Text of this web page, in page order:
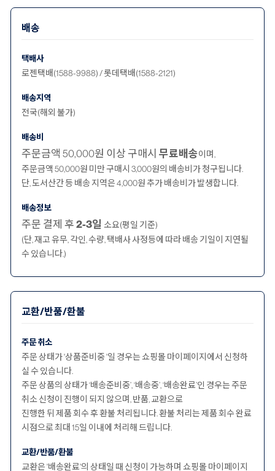
배송
택배사
로젠택배(1588-9988) / 롯데택배(1588-2121)
배송지역
전국(해외 불가)
배송비
주문금액 50,000원 이상 구매시 무료배송이며,
주문금액 50,000원 미만 구매시 3,000원의 배송비가 청구됩니다.
단, 도서산간 등 배송 지역은 4,000원 추가 배송비가 발생합니다.
배송정보
주문 결제 후 2-3일 소요(평일 기준)
(단, 재고 유무, 각인, 수량, 택배사 사정등에 따라 배송 기일이 지연될
수 있습니다.)
교환/반품/환불
주문 취소
주문 상태가 '상품준비중 '일 경우는 쇼핑몰 마이페이지에서 신청하
실 수 있습니다.
주문 상품의 상태가 ‘배송준비중’, ‘배송중’, ‘배송완료’인 경우는 주문
취소 신청이 진행이 되지 않으며, 반품, 교환으로
진행한 뒤 제품 회수 후 환불 처리됩니다. 환불 처리는 제품 회수 완료
시점으로 최대 15일 이내에 처리해 드립니다.
교환/반품/환불
교환은 '배송완료'의 상태일 때 신청이 가능하며 쇼핑몰 마이페이지